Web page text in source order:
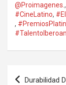
@Proimagenes. ,
#CineLatino,
,
Navegación
Durabilidad